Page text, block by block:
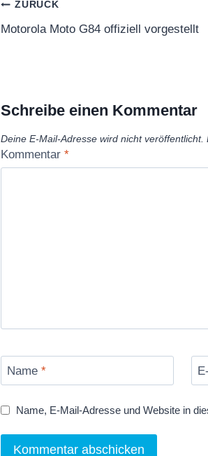
Beitragsnavigation
ZURÜCK
Motorola Moto G84 offiziell vorgestellt
Schreibe einen Kommentar
Deine E-Mail-Adresse wird nicht veröffentlicht.
Kommentar *
Name *
Name, E-Mail-Adresse und Website in